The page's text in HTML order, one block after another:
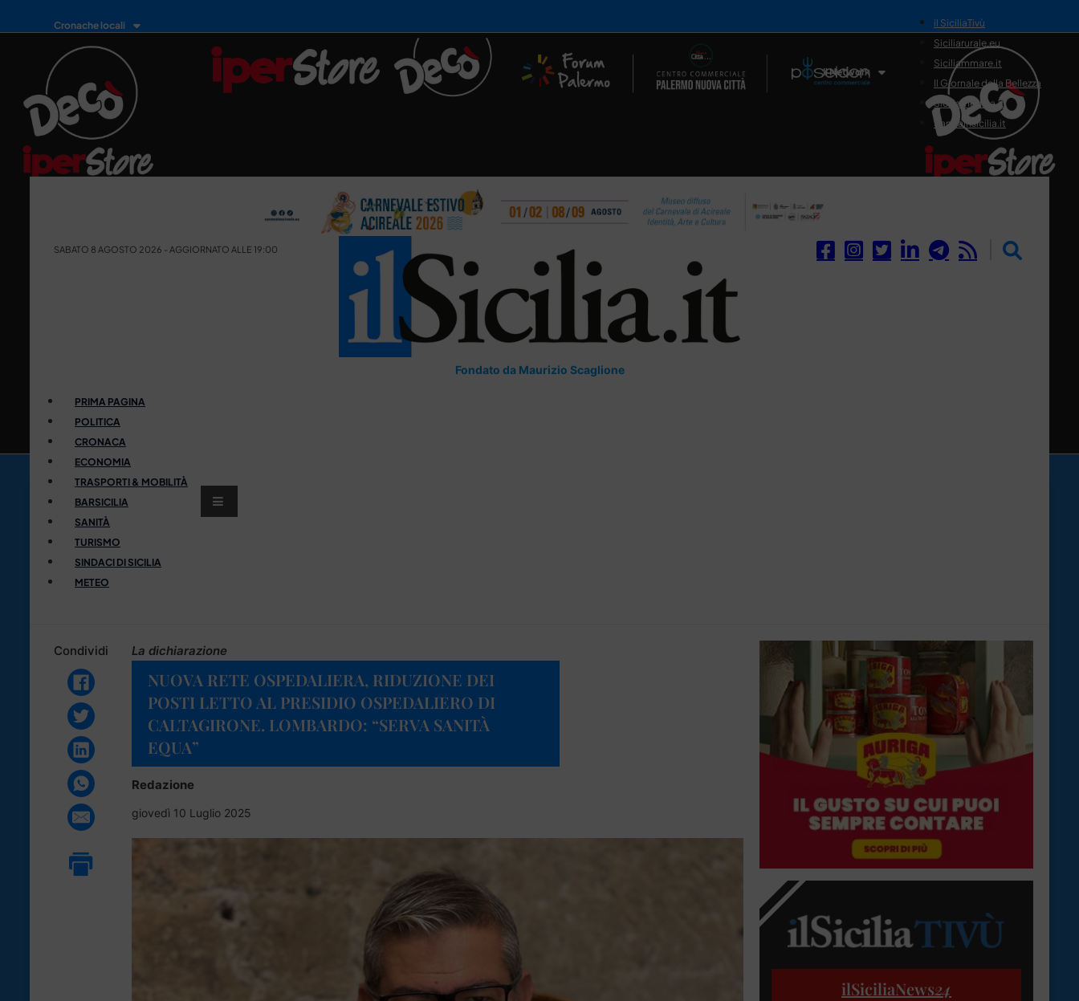
Cronache locali
Il Network
il SiciliaTivù
Siciliarurale.eu
Siciliammare.it
Il Giornale della Bellezza
Siciliamedica.it
Sanitainsicilia.it
SABATO 8 AGOSTO 2026 - AGGIORNATO ALLE 19:00
Fondato da Maurizio Scaglione
PRIMA PAGINA
POLITICA
CRONACA
ECONOMIA
TRASPORTI & MOBILITÀ
BARSICILIA
SANITÀ
TURISMO
SINDACI DI SICILIA
METEO
Condividi La dichiarazione
NUOVA RETE OSPEDALIERA, RIDUZIONE DEI
POSTI LETTO AL PRESIDIO OSPEDALIERO DI
CALTAGIRONE. LOMBARDO: “SERVA SANITÀ
EQUA”
Redazione
giovedì 10 Luglio 2025
ilSiciliaNews24